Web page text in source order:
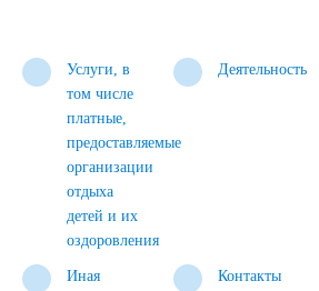
Услуги, в
том числе
платные,
предоставляемые
организации
отдыха
детей и их
оздоровления
Деятельность
Иная
Контакты